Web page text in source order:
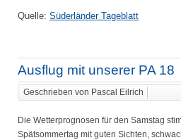
Quelle: Süderländer Tageblatt
Ausflug mit unserer PA 18
Geschrieben von Pascal Eilrich
Die Wetterprognosen für den Samstag
Spätsommertag mit guten Sichten,